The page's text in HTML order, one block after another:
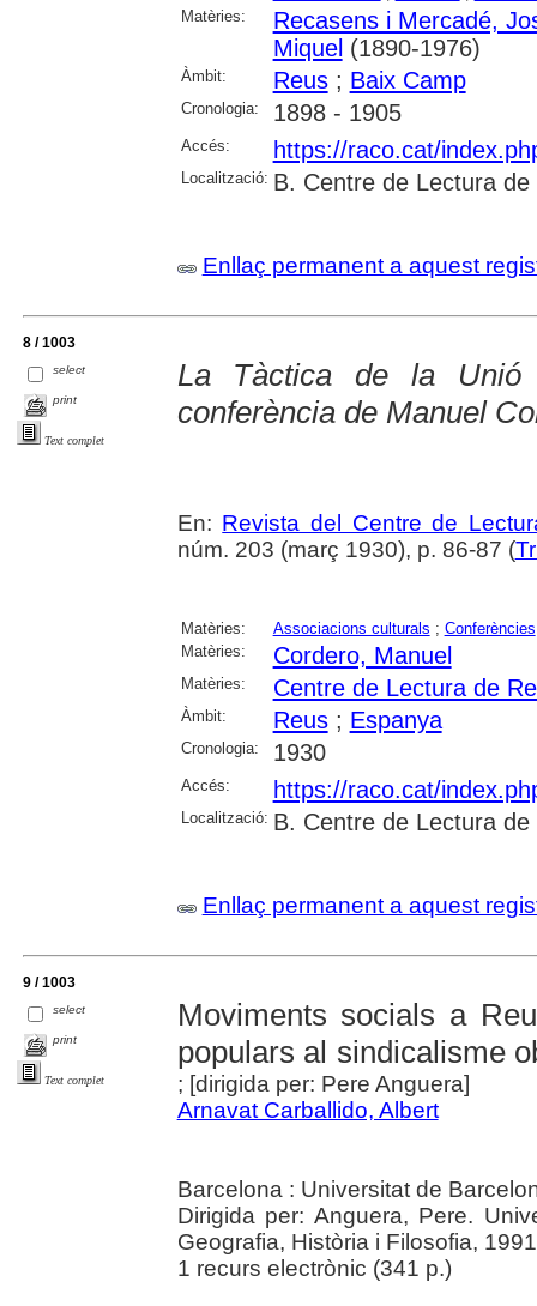
Matèries:
Recasens i Mercadé,
Miquel(1890-1976)
Àmbit: Reus; Baix Camp
Cronologia: 1898 - 1905
Accés: https://raco.cat/
Localització: B. Centre de Lectura de
Enllaç permanent a aquest
8 / 1003
select
print
Text complet
La Tàctica de la Unió
conferència de Manuel
En: Revista del Centre de
núm. 203 (març 1930), p. 86-87 (
Matèries: Associacions culturals ; Conferències
Matèries:
Cordero, Manuel
Matèries: Centre de Lectura de
Àmbit: Reus; Espanya
Cronologia: 1930
Accés: https://raco.cat/
Localització: B. Centre de Lectura de
Enllaç permanent a aquest
9 / 1003
select
print
Text complet
Moviments socials a
populars al sindicalisme
; [dirigida per: Pere Anguera]
Arnavat Carballido, Albert
Barcelona : Universitat de
Dirigida per: Anguera, Pere.
Geografia, Història i Filosofia, 1991
1 recurs electrònic (341 p.)